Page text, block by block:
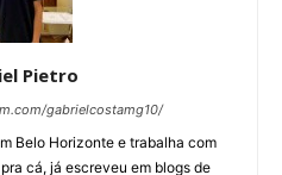
Pietro
gabrielcostamg10/
Belo Horizonte e trabalha com
cá, já escreveu em blogs de